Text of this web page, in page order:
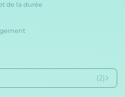
de la durée
(2)